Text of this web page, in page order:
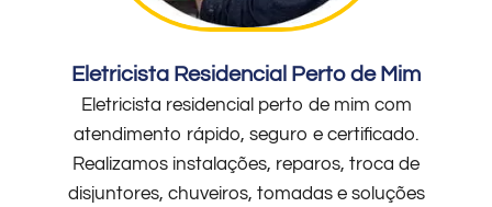
Eletricista Residencial Perto de Mim
Eletricista residencial perto de mim com
atendimento rápido, seguro e certificado.
Realizamos instalações, reparos, troca de
disjuntores, chuveiros, tomadas e soluções